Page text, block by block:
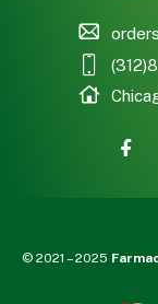
© 2021 – 2025